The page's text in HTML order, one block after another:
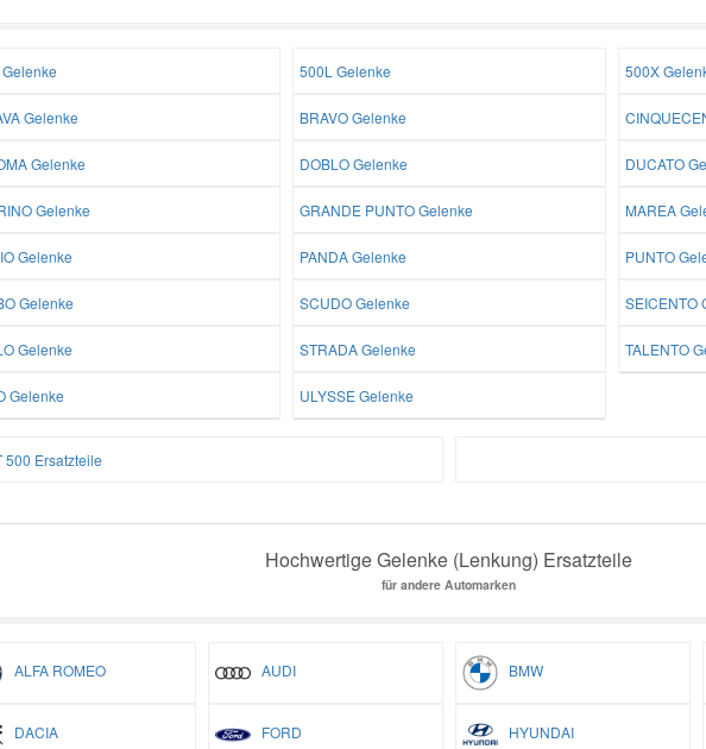
500L Gelenke 500X
Gelenke BRAVO Gelenke
Gelenke DOBLO Gelenke DUCATO
Gelenke GRANDE PUNTO Gelenke MAREA
Gelenke PANDA Gelenke PUNTO
Gelenke SCUDO Gelenke SEICENTO
Gelenke STRADA Gelenke TALENTO
Gelenke ULYSSE Gelenke
500 Ersatzteile
Hochwertige Gelenke (Lenkung) Ersatzteile
für andere Automarken
ALFA ROMEO AUDI BMW
DACIA FORD HYUNDAI